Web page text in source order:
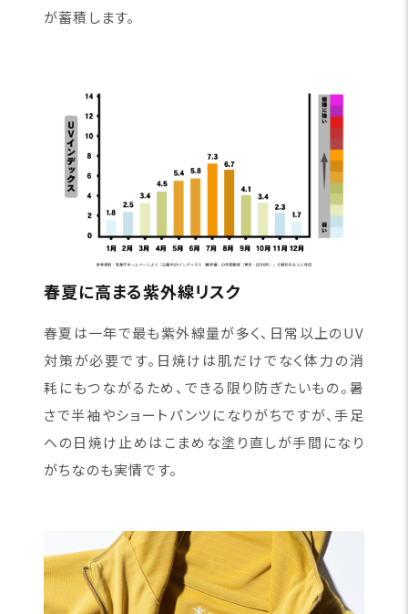
が蓄積します。
春夏に高まる紫外線リスク
春夏は一年で最も紫外線量が多く、日常以上のUV
対策が必要です。日焼けは肌だけでなく体力の消
耗にもつながるため、できる限り防ぎたいもの。暑
さで半袖やショートパンツになりがちですが、手足
への日焼け止めはこまめな塗り直しが手間になり
がちなのも実情です。